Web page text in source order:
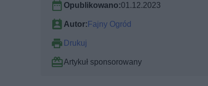
Opublikowano:01.12.2023
Autor:Fajny Ogród
Drukuj
Artykuł sponsorowany